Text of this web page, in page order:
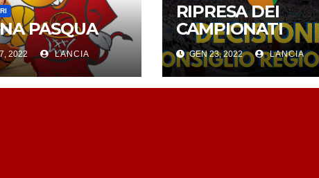
PASQUA
2022 LANCIA
RIPRESA DEI
CAMPIONATI
GEN 23, 2022 LANCIA